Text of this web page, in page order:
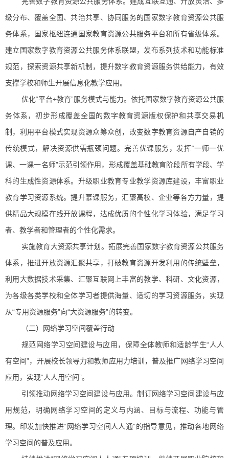
级分布、覆盖全国、共治共享、协同服务的国家数字教育资源公共服
务体系，国家枢纽连通国家教育资源公共服务平台和所有省级体系。
建立国家数字教育资源公共服务体系联盟，发布系列技术和功能标准
规范，探索资源共享新机制，提升数字教育资源服务供给能力，有效
支撑学校和师生开展信息化教学应用。
优化“平台+教育”服务模式与能力。依托国家数字教育资源公共服
务体系，初步形成覆盖全国的数字教育资源版权保护和共享交易机
制，利用平台模式实现资源众筹众创，改变数字教育资源自产自销的
传统模式，解决资源供需瓶颈问题。完善优课服务，发挥“一师一优
课、一课一名师”示范引领作用，形成覆盖基础教育阶段所有学段、学
科的生成性资源体系。升级职业教育专业教学资源库建设，丰富职业
教育学习资源系统。提升慕课服务，汇聚高校、企业等各方力量，提
供精品大规模在线开放课程，达成优质的个性化学习体验，满足学习
者、教学者和管理者的个性化需求。
实施教育大资源共享计划。拓展完善国家数字教育资源公共服务
体系，推进开放资源汇聚共享，打破教育资源开发利用的传统壁垒，
利用大数据技术采集、汇聚互联网上丰富的教学、科研、文化资源，
为各级各类学校和全体学习者提供海量、适切的学习资源服务，实现
从“专用资源服务”向“大资源服务”的转变。
（二）网络学习空间覆盖行动
规范网络学习空间建设与应用，保障全体教师和适龄学生“人人
有空间”，开展校长领导力和教师应用力培训，普及推广网络学习空间
应用，实现“人人用空间”。
引领推动网络学习空间建设与应用。制订网络学习空间建设与应
用规范，明确网络学习空间的定义与内涵、目标与流程、功能与管
理。印发加快推进“网络学习空间人人通”的指导意见，推动各地网络
学习空间的普及应用。